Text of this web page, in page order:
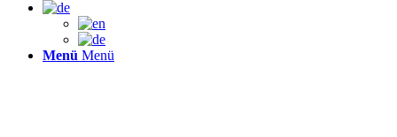
Menü Menü